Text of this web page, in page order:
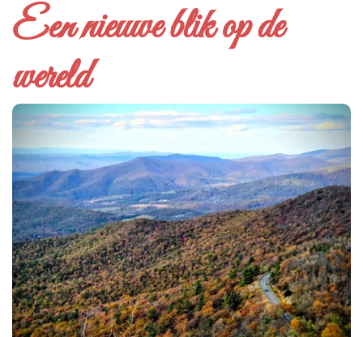
Een nieuwe blik op de
wereld